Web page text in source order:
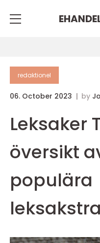
redaktionel
06. October 2023 by
Leksaker
översikt
populära